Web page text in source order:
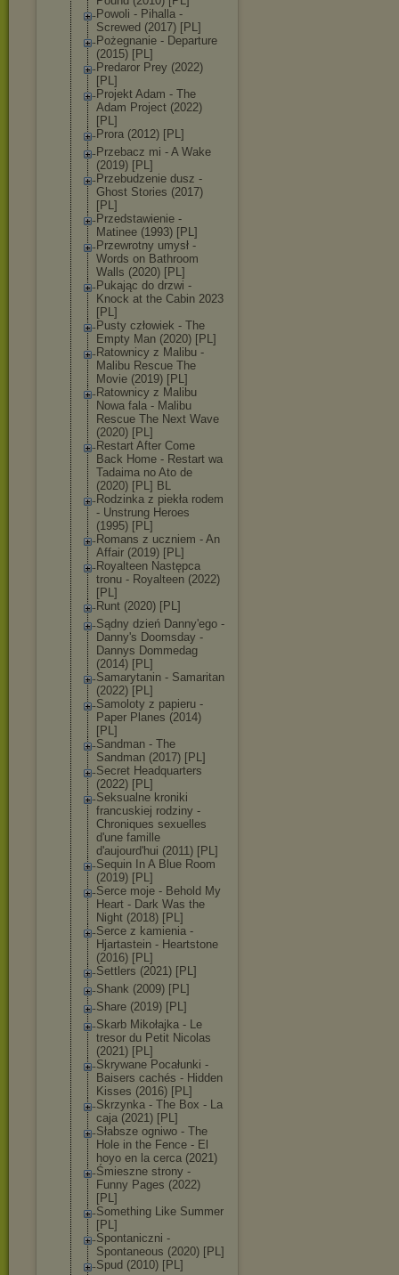
Powoli - Pihalla -
Screwed (2017) [PL]
Pożegnanie - Departure
(2015) [PL]
Predaror Prey (2022)
[PL]
Projekt Adam - The
Adam Project (2022)
[PL]
Prora (2012) [PL]
Przebacz mi - A Wake
(2019) [PL]
Przebudzenie dusz -
Ghost Stories (2017)
[PL]
Przedstawienie -
Matinee (1993) [PL]
Przewrotny umysł -
Words on Bathroom
Walls (2020) [PL]
Pukając do drzwi -
Knock at the Cabin 2023
[PL]
Pusty człowiek - The
Empty Man (2020) [PL]
Ratownicy z Malibu -
Malibu Rescue The
Movie (2019) [PL]
Ratownicy z Malibu
Nowa fala - Malibu
Rescue The Next Wave
(2020) [PL]
Restart After Come
Back Home - Restart wa
Tadaima no Ato de
(2020) [PL] BL
Rodzinka z piekła rodem
- Unstrung Heroes
(1995) [PL]
Romans z uczniem - An
Affair (2019) [PL]
Royalteen Następca
tronu - Royalteen (2022)
[PL]
Runt (2020) [PL]
Sądny dzień Danny'ego -
Danny's Doomsday -
Dannys Dommedag
(2014) [PL]
Samarytanin - Samaritan
(2022) [PL]
Samoloty z papieru -
Paper Planes (2014)
[PL]
Sandman - The
Sandman (2017) [PL]
Secret Headquarters
(2022) [PL]
Seksualne kroniki
francuskiej rodziny -
Chroniques sexuelles
d'une famille
d'aujourd'hui (2011) [PL]
Sequin In A Blue Room
(2019) [PL]
Serce moje - Behold My
Heart - Dark Was the
Night (2018) [PL]
Serce z kamienia -
Hjartastein - Heartstone
(2016) [PL]
Settlers (2021) [PL]
Shank (2009) [PL]
Share (2019) [PL]
Skarb Mikołajka - Le
tresor du Petit Nicolas
(2021) [PL]
Skrywane Pocałunki -
Baisers cachés - Hidden
Kisses (2016) [PL]
Skrzynka - The Box - La
caja (2021) [PL]
Słabsze ogniwo - The
Hole in the Fence - El
hoyo en la cerca (2021)
Śmieszne strony -
Funny Pages (2022)
[PL]
Something Like Summer
[PL]
Spontaniczni -
Spontaneous (2020) [PL]
Spud (2010) [PL]